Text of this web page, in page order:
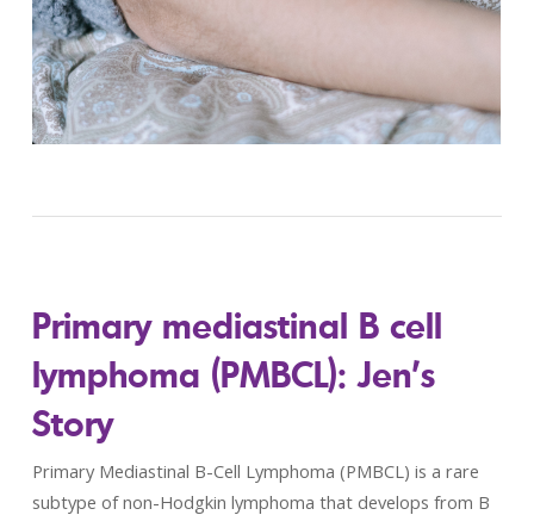
Primary mediastinal B cell
lymphoma (PMBCL): Jen’s
Story
Primary Mediastinal B-Cell Lymphoma (PMBCL) is a rare
subtype of non-Hodgkin lymphoma that develops from B